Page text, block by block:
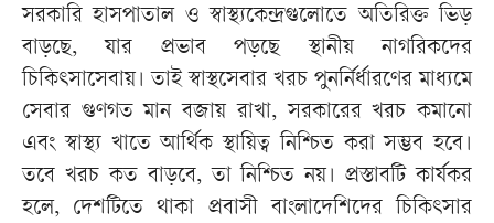
সরকারি হাসপাতাল ও স্বাস্থ্যকেন্দ্রগুলোতে অতিরিক্ত ভিড়
বাড়ছে, যার প্রভাব পড়ছে স্থানীয় নাগরিকদের
চিকিৎসাসেবায়। তাই স্বাস্থসেবার খরচ পুনর্নির্ধারণের মাধ্যমে
সেবার গুণগত মান বজায় রাখা, সরকারের খরচ কমানো
এবং স্বাস্থ্য খাতে আর্থিক স্থায়িত্ব নিশ্চিত করা সম্ভব হবে।
তবে খরচ কত বাড়বে, তা নিশ্চিত নয়। প্রস্তাবটি কার্যকর
হলে, দেশটিতে থাকা প্রবাসী বাংলাদেশিদের চিকিৎসার